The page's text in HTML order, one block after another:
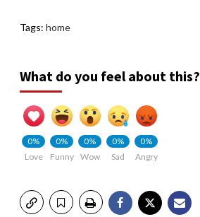
Tags: home
What do you feel about this?
0%
Love
0%
Funny
0%
Wow
0%
Sad
0%
Angry